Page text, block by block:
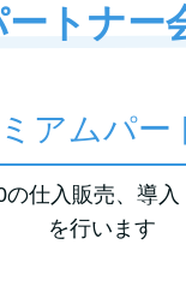
トナー
アムパー
仕入販売、導入
を行います